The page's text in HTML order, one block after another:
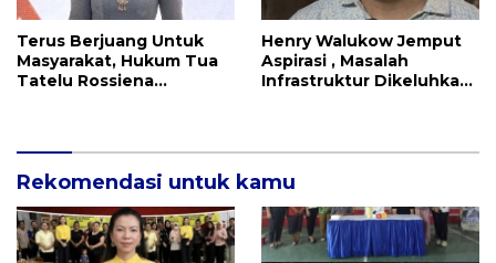
Terus Berjuang Untuk
Masyarakat, Hukum Tua
Tatelu Rossiena
Walukow
Henry Walukow Jemput
Aspirasi , Masalah
Infrastruktur Dikeluhkan
Rekomendasi untuk kamu